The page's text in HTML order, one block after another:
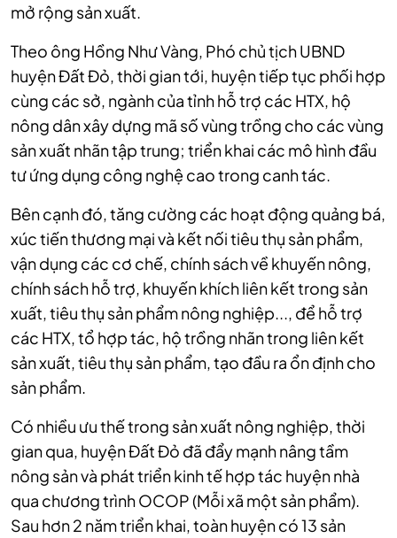
mở rộng sản xuất.
Theo ông Hồng Như Vàng, Phó chủ tịch UBND
huyện Đất Đỏ, thời gian tới, huyện tiếp tục phối hợp
cùng các sở, ngành của tỉnh hỗ trợ các HTX, hộ
nông dân xây dựng mã số vùng trồng cho các vùng
sản xuất nhãn tập trung; triển khai các mô hình đầu
tư ứng dụng công nghệ cao trong canh tác.
Bên cạnh đó, tăng cường các hoạt động quảng bá,
xúc tiến thương mại và kết nối tiêu thụ sản phẩm,
vận dụng các cơ chế, chính sách về khuyến nông,
chính sách hỗ trợ, khuyến khích liên kết trong sản
xuất, tiêu thụ sản phẩm nông nghiệp..., để hỗ trợ
các HTX, tổ hợp tác, hộ trồng nhãn trong liên kết
sản xuất, tiêu thụ sản phẩm, tạo đầu ra ổn định cho
sản phẩm.
Có nhiều ưu thế trong sản xuất nông nghiệp, thời
gian qua, huyện Đất Đỏ đã đẩy mạnh nâng tầm
nông sản và phát triển kinh tế hợp tác huyện nhà
qua chương trình OCOP (Mỗi xã một sản phẩm).
Sau hơn 2 năm triển khai, toàn huyện có 13 sản